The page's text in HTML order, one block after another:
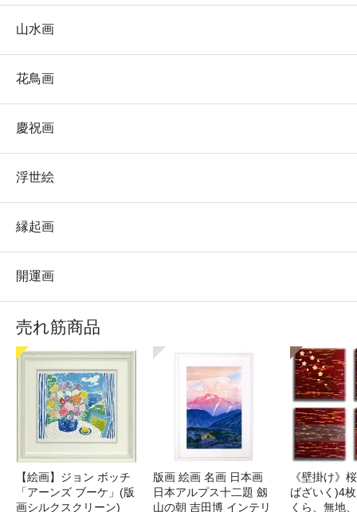
山水画
花鳥画
慶祝画
浮世絵
縁起画
開運画
売れ筋商品
【絵画】ジョン ボッチ
「アーンズ ブーケ」(版
画シルクスクリーン)
版画 絵画 名画 日本画
日本アルプス十二題 劔
山の朝 吉田博 インテリ
《壁掛け》
ばざいく)4
くら、無地